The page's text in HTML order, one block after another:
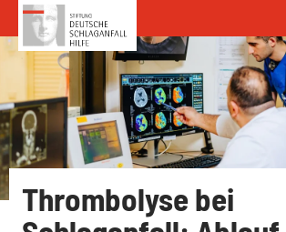
Zum Inhalt springen
Thrombolyse bei